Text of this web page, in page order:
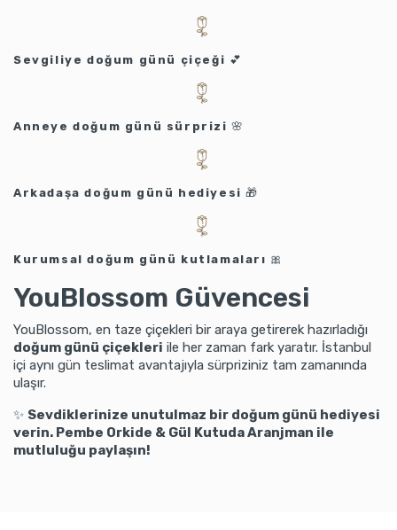
Sevgiliye doğum günü çiçeği 💕
Anneye doğum günü sürprizi 🌸
Arkadaşa doğum günü hediyesi 🎁
Kurumsal doğum günü kutlamaları 🎀
YouBlossom Güvencesi
YouBlossom, en taze çiçekleri bir araya getirerek hazırladığı
doğum günü çiçekleri ile her zaman fark yaratır. İstanbul
içi aynı gün teslimat avantajıyla sürpriziniz tam zamanında
ulaşır.
✨ Sevdiklerinize unutulmaz bir doğum günü hediyesi
verin. Pembe Orkide & Gül Kutuda Aranjman ile
mutluluğu paylaşın!